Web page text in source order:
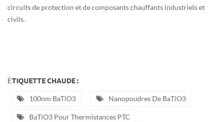
circuits de protection et de composants chauffants industriels et
civils.
ÉTIQUETTE CHAUDE :
100nm BaTiO3 Nanopoudres De BaTiO3
BaTiO3 Pour Thermistances PTC